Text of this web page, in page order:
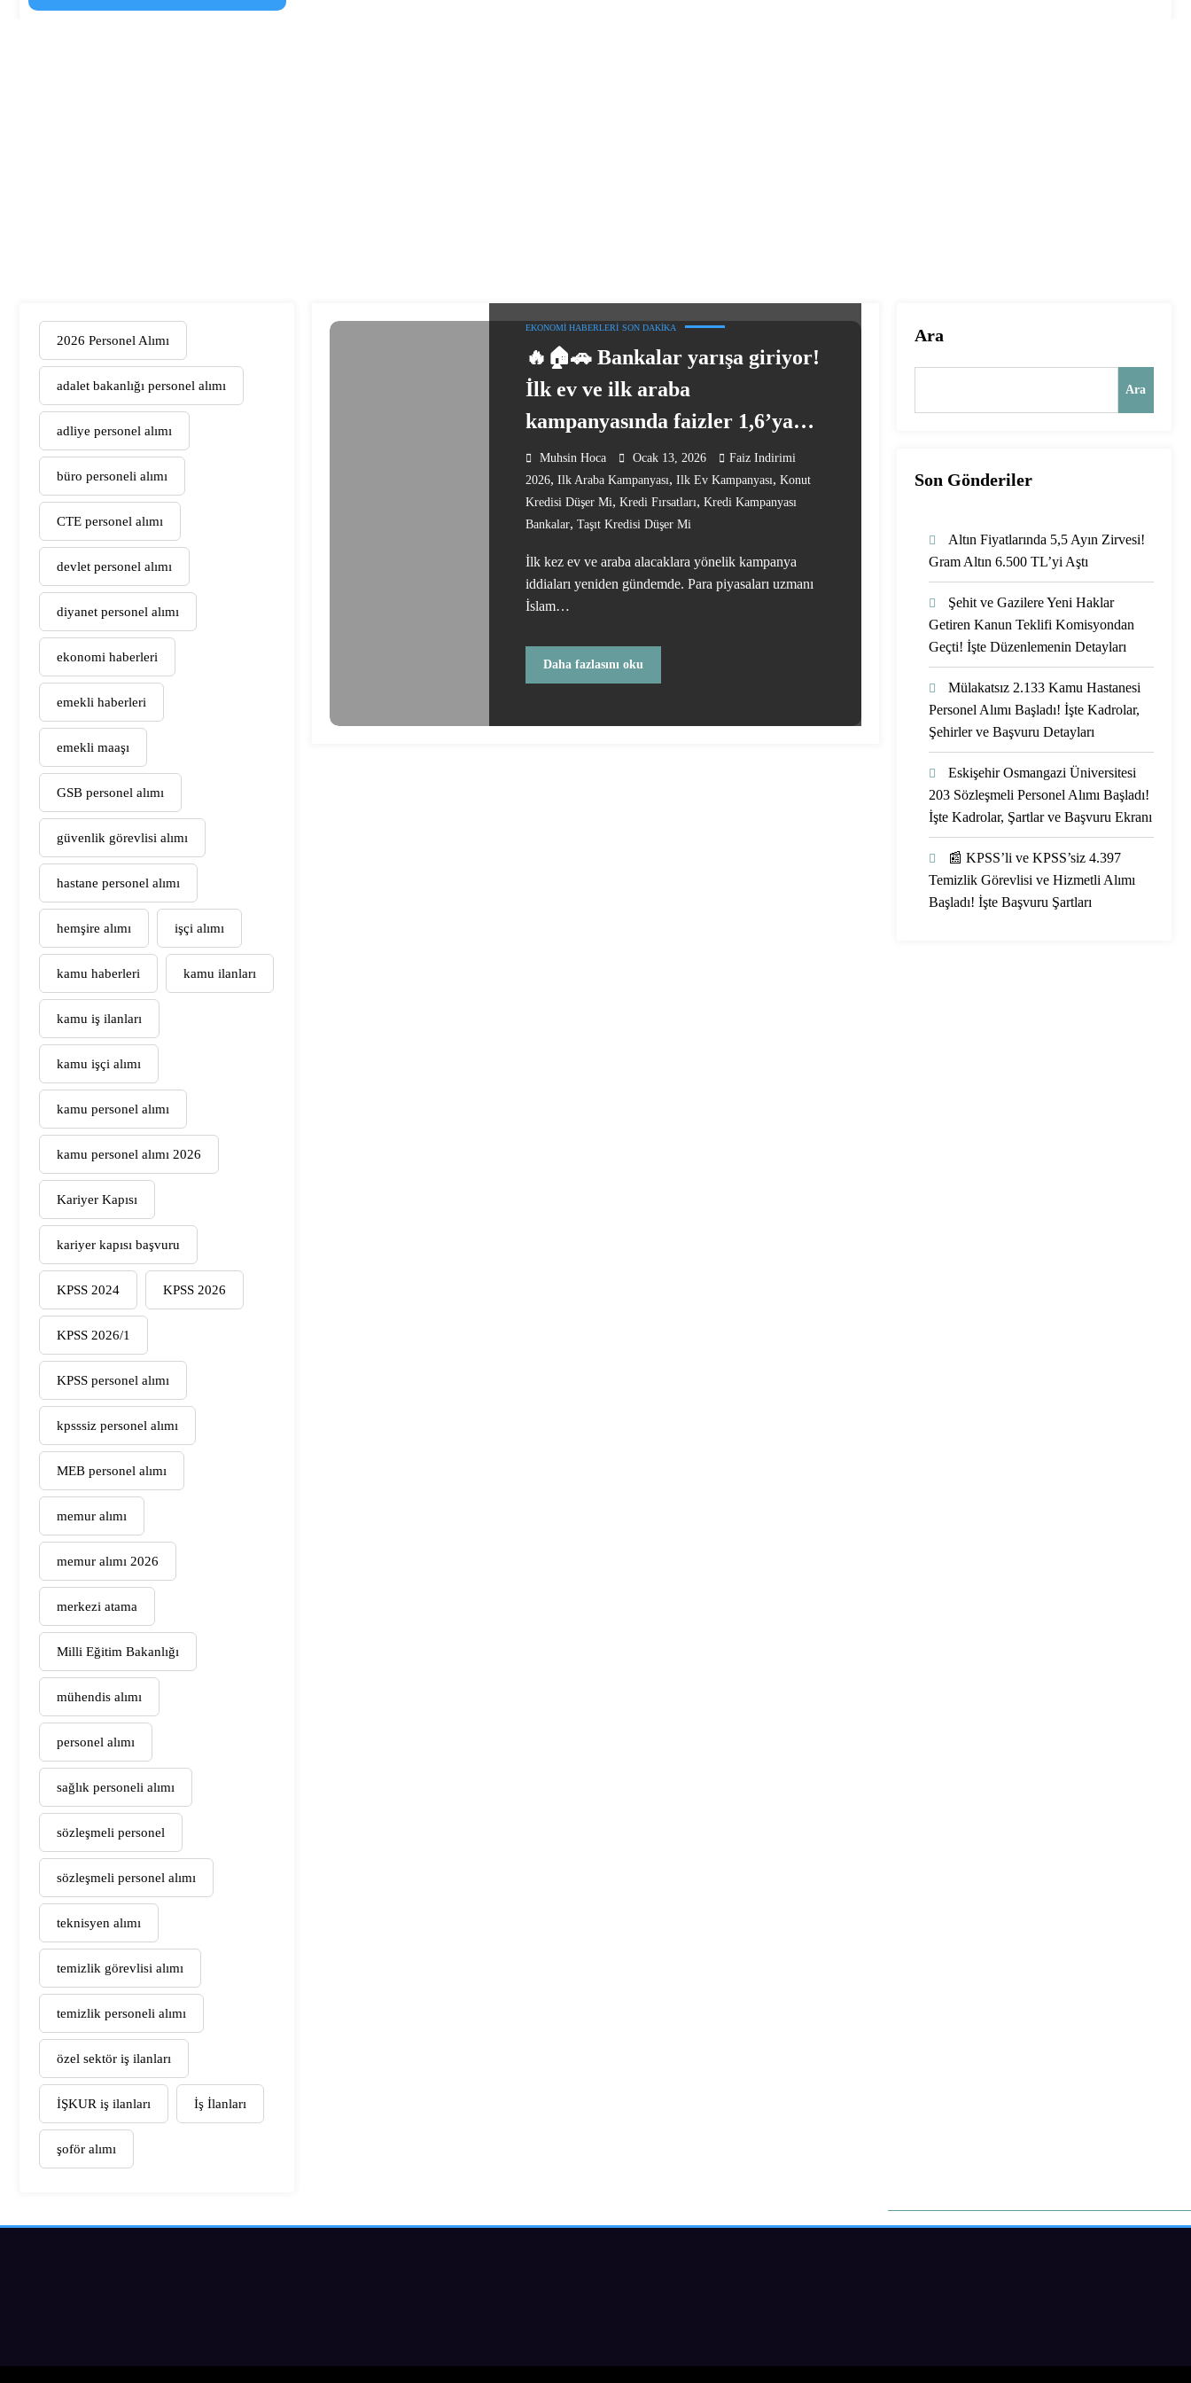
2026 Personel Alımı
adalet bakanlığı personel alımı
adliye personel alımı
büro personeli alımı
CTE personel alımı
devlet personel alımı
diyanet personel alımı
ekonomi haberleri
emekli haberleri
emekli maaşı
GSB personel alımı
güvenlik görevlisi alımı
hastane personel alımı
hemşire alımı işçi alımı
kamu haberleri kamu ilanları
kamu iş ilanları
kamu işçi alımı
kamu personel alımı
kamu personel alımı 2026
Kariyer Kapısı
kariyer kapısı başvuru
KPSS 2024 KPSS 2026
KPSS 2026/1
KPSS personel alımı
kpsssiz personel alımı
MEB personel alımı
memur alımı
memur alımı 2026
merkezi atama
Milli Eğitim Bakanlığı
mühendis alımı
personel alımı
sağlık personeli alımı
sözleşmeli personel
sözleşmeli personel alımı
teknisyen alımı
temizlik görevlisi alımı
temizlik personeli alımı
özel sektör iş ilanları
İŞKUR iş ilanları İş İlanları
şoför alımı
EKONOMI HABERLERI SON DAKIKA
🔥🏠🚗 Bankalar yarışa giriyor!
İlk ev ve ilk araba
kampanyasında faizler 1,6’ya
düşebilir
Muhsin Hoca Ocak 13, 2026
Faiz Indirimi
2026, Ilk Araba Kampanyası, Ilk Ev Kampanyası, Konut
Kredisi Düşer Mi, Kredi Fırsatları, Kredi Kampanyası
Bankalar, Taşıt Kredisi Düşer Mi
İlk kez ev ve araba alacaklara yönelik kampanya
iddiaları yeniden gündemde. Para piyasaları uzmanı
İslam…
Daha fazlasını oku
Ara
Ara
Son Gönderiler
Altın Fiyatlarında 5,5 Ayın Zirvesi!
Gram Altın 6.500 TL’yi Aştı
Şehit ve Gazilere Yeni Haklar
Getiren Kanun Teklifi Komisyondan
Geçti! İşte Düzenlemenin Detayları
Mülakatsız 2.133 Kamu Hastanesi
Personel Alımı Başladı! İşte Kadrolar,
Şehirler ve Başvuru Detayları
Eskişehir Osmangazi Üniversitesi
203 Sözleşmeli Personel Alımı Başladı!
İşte Kadrolar, Şartlar ve Başvuru Ekranı
📰 KPSS’li ve KPSS’siz 4.397
Temizlik Görevlisi ve Hizmetli Alımı
Başladı! İşte Başvuru Şartları